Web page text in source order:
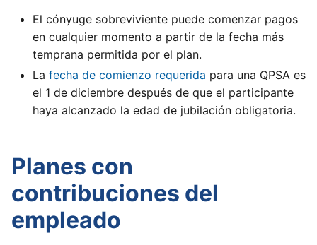
El cónyuge sobreviviente puede comenzar pagos
en cualquier momento a partir de la fecha más
temprana permitida por el plan.
La fecha de comienzo requerida para una QPSA es
el 1 de diciembre después de que el participante
haya alcanzado la edad de jubilación obligatoria.
Planes con
contribuciones del
empleado